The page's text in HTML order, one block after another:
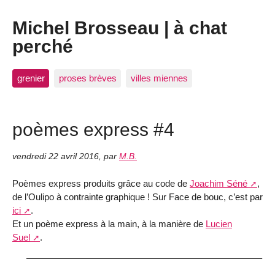
Michel Brosseau | à chat
perché
grenier proses brèves villes miennes
poèmes express #4
vendredi 22 avril 2016, par M.B.
Poèmes express produits grâce au code de Joachim Séné
,
de l’Oulipo à contrainte graphique ! Sur Face de bouc, c’est par
ici
.
Et un poème express à la main, à la manière de Lucien
Suel
.